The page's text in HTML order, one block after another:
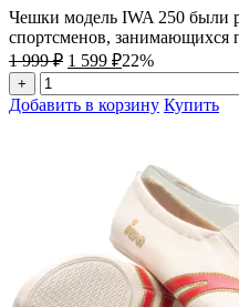
Чешки модель IWA 250 были
спортсменов, занимающихся
1 999₽ Первоначальная
цена
составляла
1
1 599 ₽Текущая
цена:
1
599 ₽.
22%
+
Количество
товара
Добавить в корзину Купить